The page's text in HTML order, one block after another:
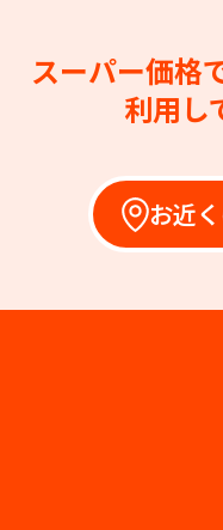
スーパー価格
利用し
お近